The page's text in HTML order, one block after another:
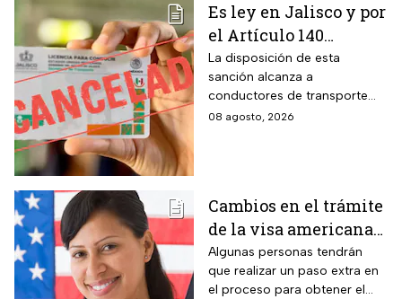
Es ley en Jalisco y por
el Artículo 140
cancelarán la licencia
de conducir de por
vida a todos los
automovilistas que
La disposición de esta
sanción alcanza a
conductores de transporte
escolar, unidades de
común.
08 agosto, 2026
Cambios en el trámite
de la visa americana
2026 y para quiénes
aplica
Algunas personas tendrán
que realizar un paso extra en
el proceso para obtener el